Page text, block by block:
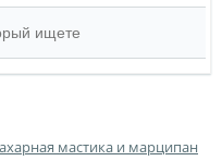
мастика и марципан